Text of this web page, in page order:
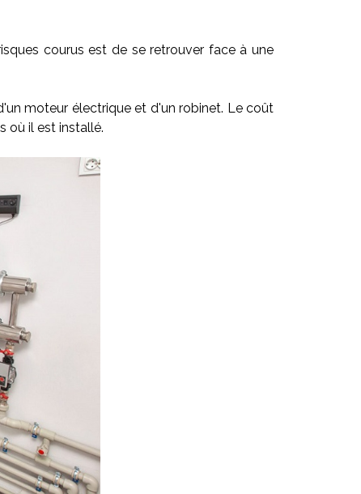
courus est de se retrouver face à une
moteur électrique et d'un robinet. Le coût
où il est installé.